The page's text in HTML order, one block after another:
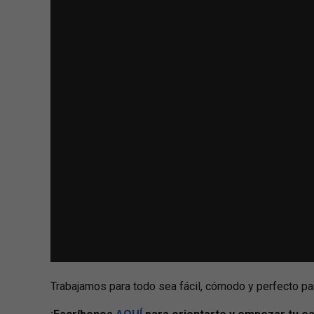
Trabajamos para todo sea fácil, cómodo y perfecto